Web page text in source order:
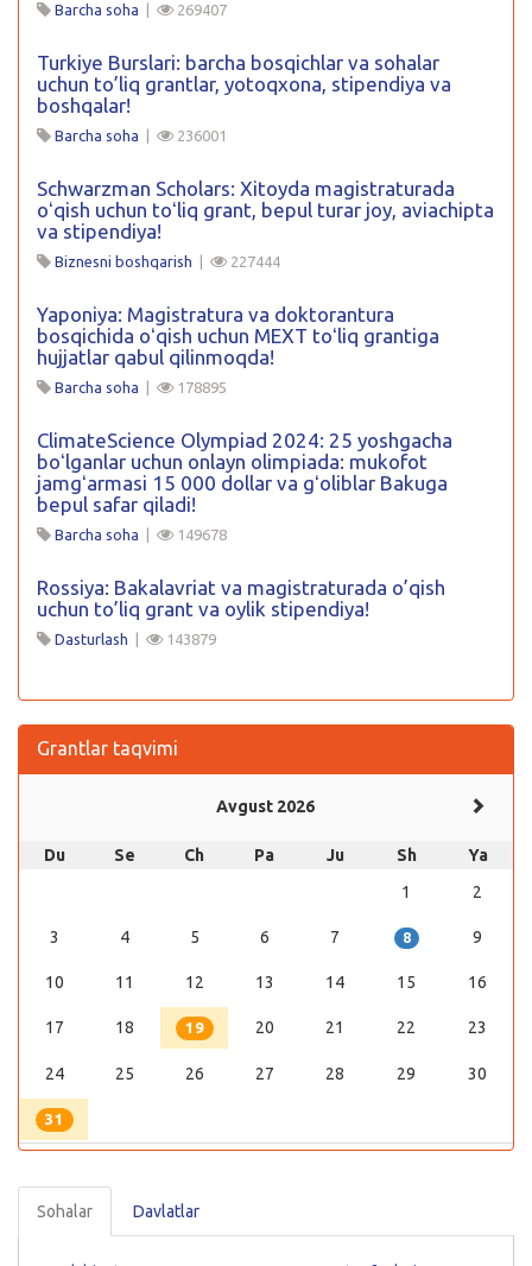
Barcha soha 269407
Turkiye Burslari: barcha bosqichlar va sohalar
uchun to’liq grantlar, yotoqxona, stipendiya va
boshqalar!
Barcha soha 236001
Schwarzman Scholars: Xitoyda magistraturada
oʻqish uchun toʻliq grant, bepul turar joy, aviachipta
va stipendiya!
Biznesni boshqarish 227444
Yaponiya: Magistratura va doktorantura
bosqichida oʻqish uchun MEXT toʻliq grantiga
hujjatlar qabul qilinmoqda!
Barcha soha 178895
ClimateScience Olympiad 2024: 25 yoshgacha
boʻlganlar uchun onlayn olimpiada: mukofot
jamgʻarmasi 15 000 dollar va gʻoliblar Bakuga
bepul safar qiladi!
Barcha soha 149678
Rossiya: Bakalavriat va magistraturada o’qish
uchun to’liq grant va oylik stipendiya!
Dasturlash 143879
Grantlar taqvimi
Avgust 2026
Du Se Ch Pa Ju Sh
Ya
1
2
3 4 5 6 7 8 9
10 11 12 13 14 15 16
17 18 19 20 21 22 23
24 25 26 27 28 29 30
31
Sohalar Davlatlar